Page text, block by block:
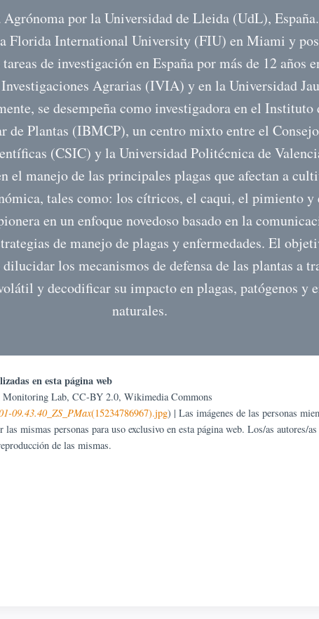
por la Universidad de Lleida (UdL),
Florida International University (FIU) en Miami y
de investigación en España por más de 12 años
Agrarias (IVIA) y en la Universidad
se desempeña como investigadora en el
de Plantas (IBMCP), un centro mixto entre el
(CSIC) y la Universidad Politécnica de
el manejo de las principales plagas que afectan a
tales como: los cítricos, el caqui, el pimiento y
en un enfoque novedoso basado en la
de manejo de plagas y enfermedades. El
los mecanismos de defensa de las plantas a
y decodificar su impacto en plagas, patógenos y
naturales.
en esta página web
Monitoring Lab, CC-BY 2.0, Wikimedia Commons
09.43.40_ZS_PMax(15234786967).jpg) | Las imágenes de las personas
mismas personas para uso exclusivo en esta página web. Los/as autores/as
de las mismas.